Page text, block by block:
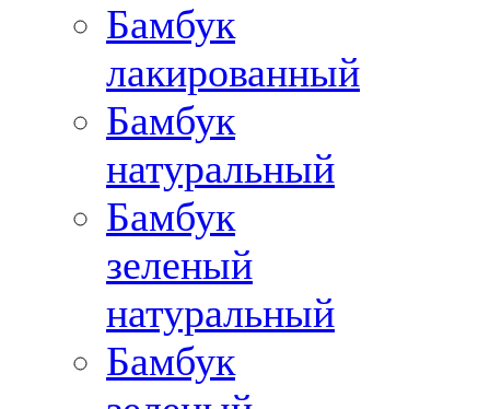
Бамбук
лакированный
Бамбук
натуральный
Бамбук
зеленый
натуральный
Бамбук